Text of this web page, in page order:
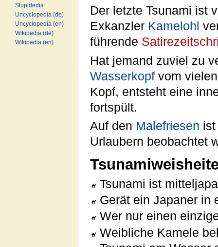
Der letzte Tsunami ist
Exkanzler Kamelohl
führende
Hat jemand zuviel zu
Wasserkopf vom
Kopf, entsteht eine
fortspült.
Auf den Malefriesen
Urlaubern beobachtet
Tsunami ist
Gerät ein Japaner in
Wer nur einen
Weibliche Kamele
Stupidedia
Uncyclopedia (de)
Uncyclopedia (en)
Wikipedia (de)
Wikipedia (en)